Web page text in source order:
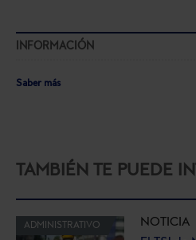
INFORMACIÓN
Saber más
TAMBIÉN TE PUEDE
ADMINISTRATIVO
NOTICIA